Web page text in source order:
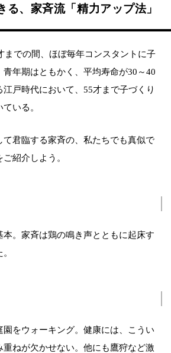
る、家斉流「精力アップ法」
までの間、ほぼ毎年コンスタントに子
青年期はともかく、平均寿命が30～40
戸時代において、55才まで子づくり
いる。
て君臨する家斉の、私たちでも真似で
紹介しよう。
。家斉は鶏の鳴き声とともに起床す
をウォーキング。健康には、こうい
重ねが欠かせない。他にも鷹狩など激